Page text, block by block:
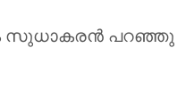
സുധാകരന്‍ പറഞ്ഞു